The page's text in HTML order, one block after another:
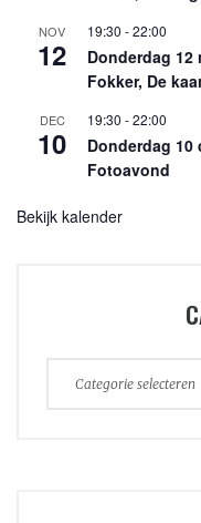
NOV
12
19:30 -22:00
Donderdag 12
Fokker, De
DEC
10
19:30 -22:00
Donderdag 10
Fotoavond
Bekijk kalender
Categorieën